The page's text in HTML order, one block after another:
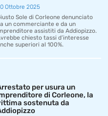
Ottobre 2025
Sole di Corleone denunciato
un commerciante e da un
assistiti da Addiopizzo.
chiesto tassi d’interesse
superiori al 100%.
per usura un
di Corleone, la
sostenuta da